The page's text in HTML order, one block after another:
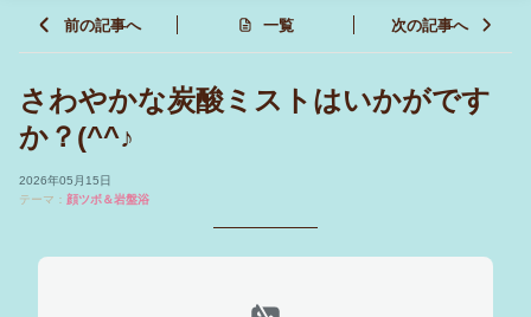
前の記事へ 一覧 次の記事へ
さわやかな炭酸ミストはいかがです
か？(^^♪
2026年05月15日
テーマ： 顔ツボ＆岩盤浴